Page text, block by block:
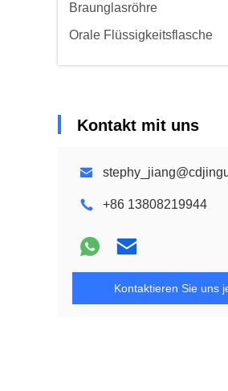
Braunglasröhre
Orale Flüssigkeitsflasche
Kontakt mit uns
+86 13808219944
Kontaktieren Sie uns